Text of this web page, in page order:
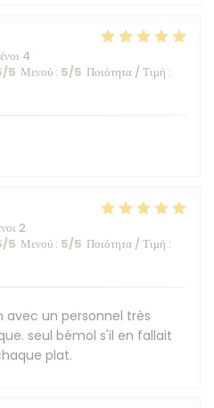
4
/5 Μενού : 5/5 Ποιότητα / Τιμή :
2
/5 Μενού : 5/5 Ποιότητα / Τιμή :
avec un personnel très
seul bémol s'il en fallait
plat.